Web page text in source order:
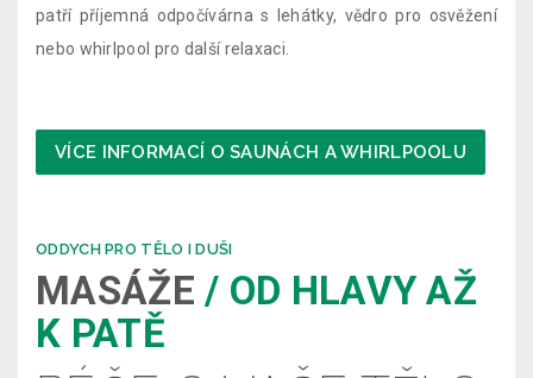
patří příjemná odpočívárna s lehátky, vědro pro osvěžení
nebo whirlpool pro další relaxaci.
VÍCE INFORMACÍ O SAUNÁCH A WHIRLPOOLU
ODDYCH PRO TĚLO I DUŠI
MASÁŽE/ OD HLAVY AŽ
K PATĚ